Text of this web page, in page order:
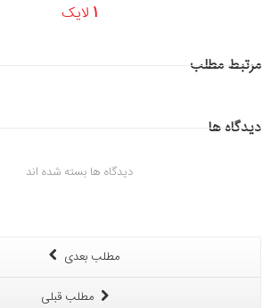
1 لایک
مرتبطمطلب
دیدگاه ها
دیدگاه ها بسته شده اند
مطلب بعدی
مطلب قبلی